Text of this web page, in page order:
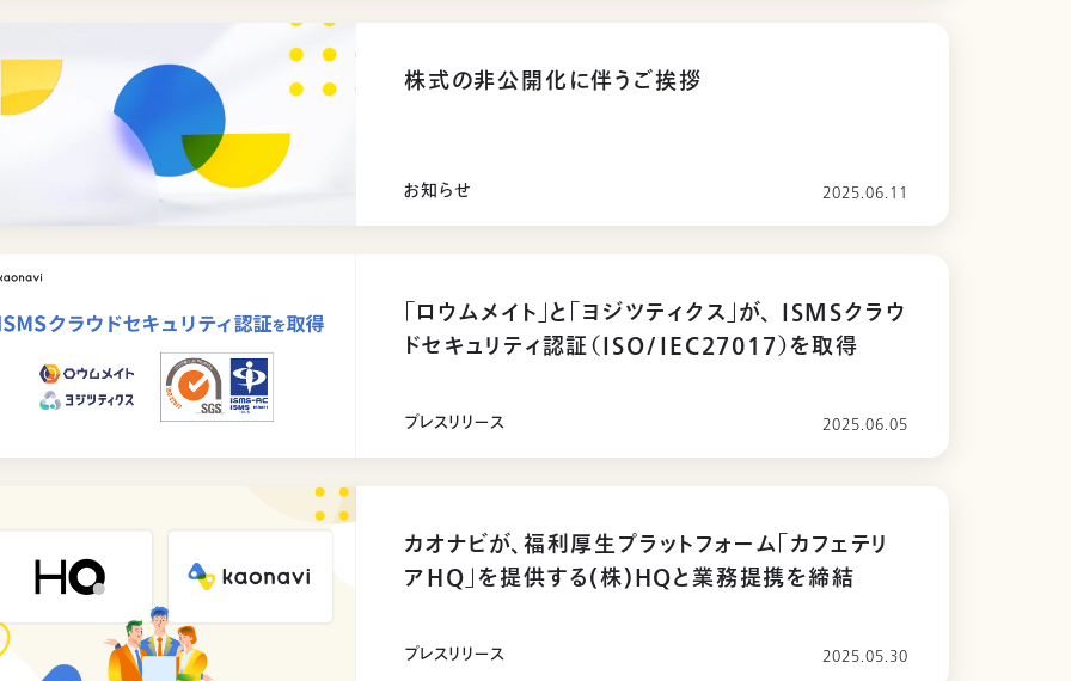
株式の非公開化に伴うご挨拶
お知らせ 2025.06.11
「ロウムメイト」と「ヨジツティクス」が、 ISMSクラウ
ドセキュリティ認証（ISO/IEC27017）を取得
プレスリリース 2025.06.05
カオナビが、福利厚生プラットフォーム「カフェテリ
アHQ」を提供する(株)HQと業務提携を締結
プレスリリース 2025.05.30